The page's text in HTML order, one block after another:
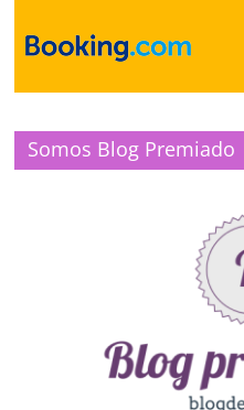
Somos Blog Premiado